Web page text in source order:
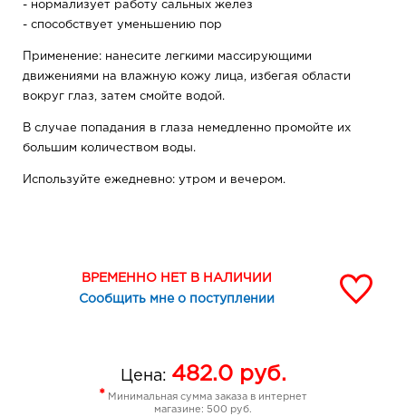
- нормализует работу сальных желез
- способствует уменьшению пор
Применение: нанесите легкими массирующими
движениями на влажную кожу лица, избегая области
вокруг глаз, затем смойте водой.
В случае попадания в глаза немедленно промойте их
большим количеством воды.
Используйте ежедневно: утром и вечером.
ВРЕМЕННО НЕТ В НАЛИЧИИ
Сообщить мне о поступлении
Цена: 482.0руб.
* Минимальная сумма заказа в интернет
магазине: 500 руб.